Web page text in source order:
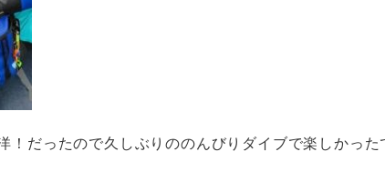
！だったので久しぶりののんびりダイブで楽しかった